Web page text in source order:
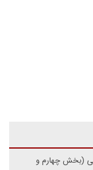
(بخش چهارم و